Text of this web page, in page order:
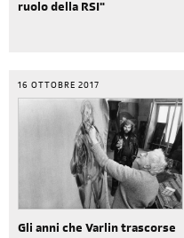
ruolo della RSI"
16 OTTOBRE 2017
Gli anni che Varlin trascorse